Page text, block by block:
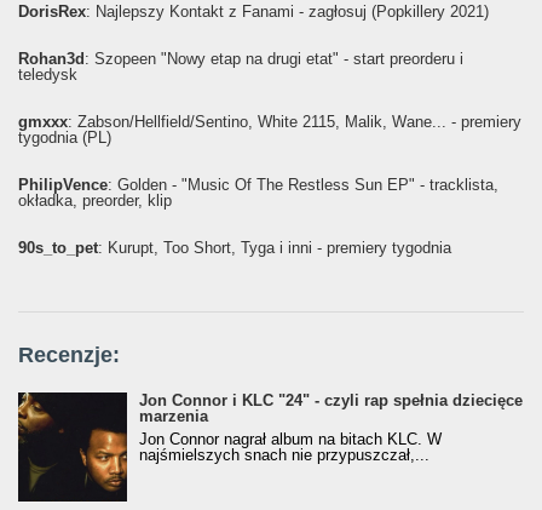
DorisRex: Najlepszy Kontakt z Fanami - zagłosuj (Popkillery 2021)
Rohan3d: Szopeen "Nowy etap na drugi etat" - start preorderu i
teledysk
gmxxx: Żabson/Hellfield/Sentino, White 2115, Malik, Wane... - premiery
tygodnia (PL)
PhilipVence: Golden - "Music Of The Restless Sun EP" - tracklista,
okładka, preorder, klip
90s_to_pet: Kurupt, Too Short, Tyga i inni - premiery tygodnia
Recenzje:
Jon Connor i KLC "24" - czyli rap spełnia dziecięce
marzenia
Jon Connor nagrał album na bitach KLC. W
najśmielszych snach nie przypuszczał,...